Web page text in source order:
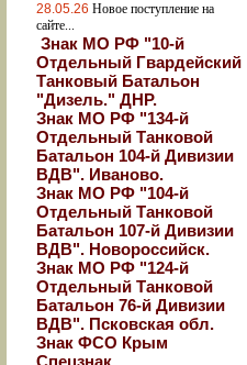
28.05.26 Новое поступление на
сайте...
Знак МО РФ "10-й
Отдельный Гвардейский
Танковый Батальон
"Дизель." ДНР.
Знак МО РФ "134-й
Отдельный Танковой
Батальон 104-й Дивизии
ВДВ". Иваново.
Знак МО РФ "104-й
Отдельный Танковой
Батальон 107-й Дивизии
ВДВ". Новороссийск.
Знак МО РФ "124-й
Отдельный Танковой
Батальон 76-й Дивизии
ВДВ". Псковская обл.
Знак ФСО Крым
Спецзнак